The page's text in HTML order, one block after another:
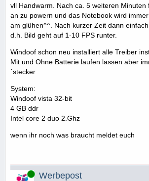
vll Handwarm. Nach ca. 5 weiteren
an zu powern und das Notebook wird
am glühen^^. Nach kurzer Zeit dann
d.h. Bild geht auf 1-10 FPS runter.
Windoof schon neu installiert alle Treiber
Mit und Ohne Batterie laufen lassen aber
´stecker
System:
Windoof vista 32-bit
4 GB ddr
Intel core 2 duo 2.Ghz
wenn ihr noch was braucht meldet euch
Online Werbepost